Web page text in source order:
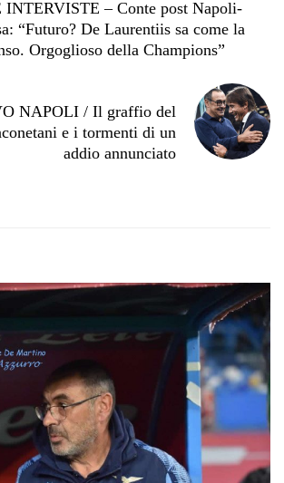
INTERVISTE – Conte post Napoli-
“Futuro? De Laurentiis sa come la
Orgoglioso della Champions”
NAPOLI / Il graffio del
e i tormenti di un
addio annunciato